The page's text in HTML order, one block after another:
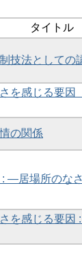
タイトル
技法として
を感じる要
の関係
: ―居場所のな
を感じる要因